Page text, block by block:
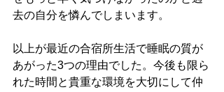
去の自分を憐んでしまいます。
以上が最近の合宿所生活で睡眠の質が
あがった3つの理由でした。今後も限ら
れた時間と貴重な環境を大切にして仲